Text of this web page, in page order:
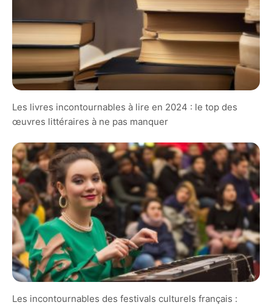
Les livres incontournables à lire en 2024 : le top des
œuvres littéraires à ne pas manquer
Les incontournables des festivals culturels français :